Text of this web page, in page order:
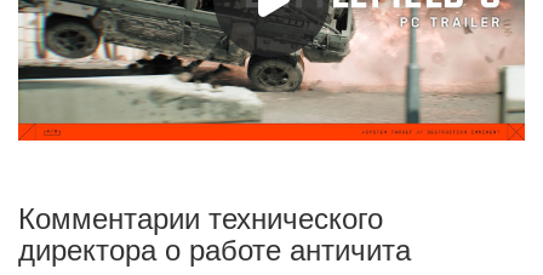
Комментарии технического
директора о работе античита